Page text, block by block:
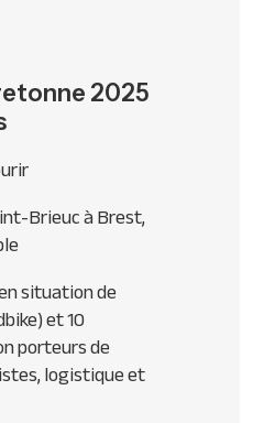
2025
Brieuc à Brest,
situation de
et 10
porteurs de
logistique et